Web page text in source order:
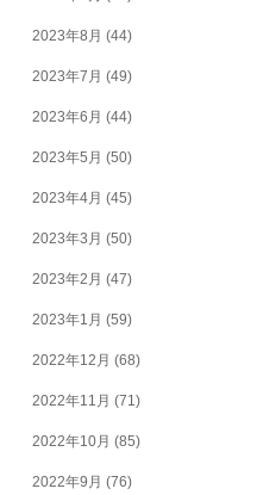
2023年8月 (44)
2023年7月 (49)
2023年6月 (44)
2023年5月 (50)
2023年4月 (45)
2023年3月 (50)
2023年2月 (47)
2023年1月 (59)
2022年12月 (68)
2022年11月 (71)
2022年10月 (85)
2022年9月 (76)